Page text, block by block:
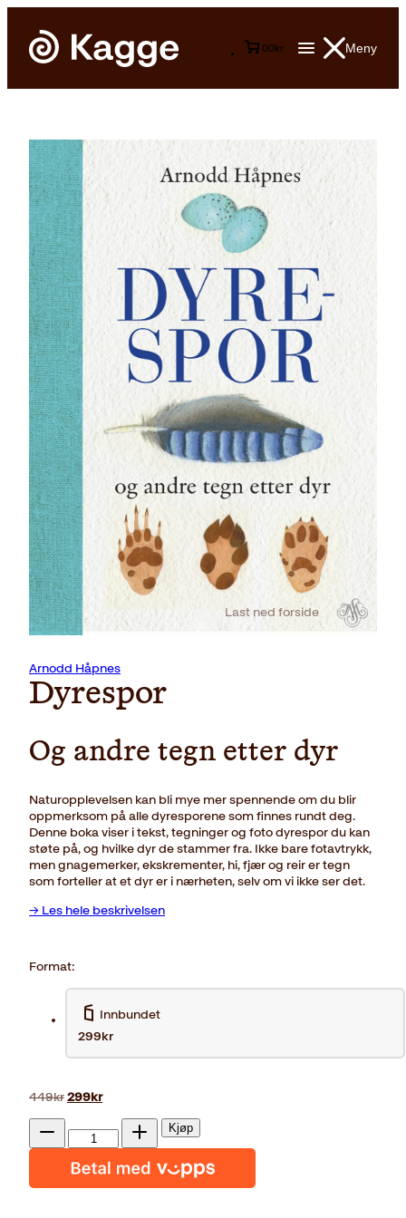
Meny
00kr
Last ned forside
Arnodd Håpnes
Dyrespor
Og andre tegn etter dyr
Naturopplevelsen kan bli mye mer spennende om du blir
oppmerksom på alle dyresporene som finnes rundt deg.
Denne boka viser i tekst, tegninger og foto dyrespor du kan
støte på, og hvilke dyr de stammer fra. Ikke bare fotavtrykk,
men gnagemerker, ekskrementer, hi, fjær og reir er tegn
som forteller at et dyr er i nærheten, selv om vi ikke ser det.
→ Les hele beskrivelsen
Format:
Innbundet
299kr
449krOpprinnelig
var:
449kr.
299krNåværende
er:
299kr.
Reduser
mengden
antall
Øk
mengden
Kjøp